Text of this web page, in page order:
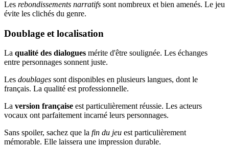
Les rebondissements narratifs sont nombreux et bien amenés. Le jeu
évite les clichés du genre.
Doublage et localisation
La qualité des dialogues mérite d'être soulignée. Les échanges
entre personnages sonnent juste.
Les doublages sont disponibles en plusieurs langues, dont le
français. La qualité est professionnelle.
La version française est particulièrement réussie. Les acteurs
vocaux ont parfaitement incarné leurs personnages.
Sans spoiler, sachez que la fin du jeu est particulièrement
mémorable. Elle laissera une impression durable.